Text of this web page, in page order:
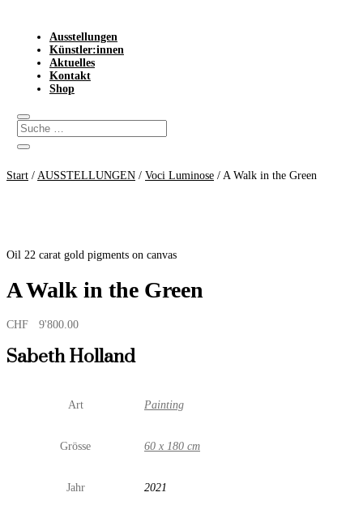
Ausstellungen
Künstler:innen
Aktuelles
Kontakt
Shop
Start / AUSSTELLUNGEN / Voci Luminose / A Walk in the Green
Oil 22 carat gold pigments on canvas
A Walk in the Green
CHF 9'800.00
Sabeth Holland
Art Painting
Grösse 60 x 180 cm
Jahr 2021